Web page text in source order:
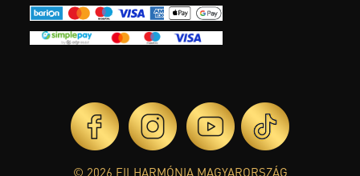
© 2026 FILHARMÓNIA MAGYARORSZÁG